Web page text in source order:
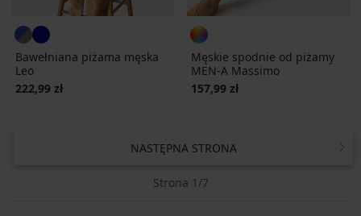
Bawełniana piżama męska
Leo
222,99 zł
Męskie spodnie od piżamy
MEN-A Massimo
157,99 zł
NASTĘPNA STRONA
Strona 1/7